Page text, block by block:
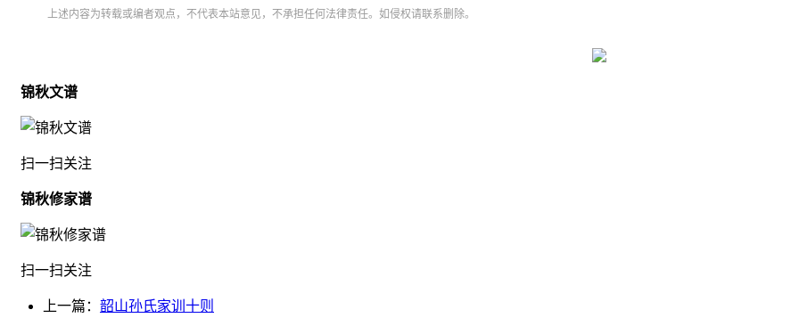
上述内容为转载或编者观点，不代表本站意见，不承担任何法律责任。如侵权请联系删除。
锦秋文谱
扫一扫关注
锦秋修家谱
扫一扫关注
上一篇： 韶山孙氏家训十则